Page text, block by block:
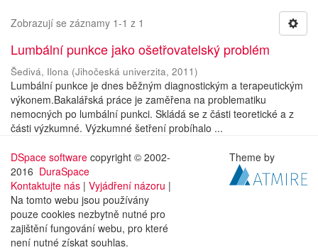
Zobrazují se záznamy 1-1 z 1
Lumbální punkce jako ošetřovatelský problém
Šedivá, Ilona (Jihočeská univerzita, 2011)
Lumbální punkce je dnes běžným diagnostickým a terapeutickým
výkonem.Bakalářská práce je zaměřena na problematiku
nemocných po lumbální punkci. Skládá se z části teoretické a z
části výzkumné. Výzkumné šetření probíhalo ...
DSpace software copyright © 2002-
2016 DuraSpace
Kontaktujte nás | Vyjádření názoru |
Na tomto webu jsou používány
pouze cookies nezbytně nutné pro
zajištění fungování webu, pro které
není nutné získat souhlas.
Theme by